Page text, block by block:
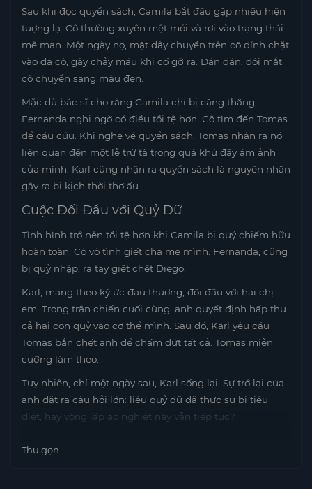
Sau khi đọc quyển sách, Camila bắt đầu gặp nhiều hiện
tượng lạ. Cô thường xuyên mệt mỏi và rơi vào trạng thái
mê man. Một ngày nọ, mặt dây chuyền trên cổ dính chặt
vào da cô, gây chảy máu khi cố gỡ ra. Dần dần, đôi mắt
cô chuyển sang màu đen.
Mặc dù bác sĩ cho rằng Camila chỉ bị căng thẳng,
Fernanda nghi ngờ có điều tồi tệ hơn. Cô tìm đến Tomas
để cầu cứu. Khi nghe về quyển sách, Tomas nhận ra nó
liên quan đến một lễ trừ tà trong quá khứ đầy ám ảnh
của mình. Karl cũng nhận ra quyển sách là nguyên nhân
gây ra bi kịch thời thơ ấu.
Cuộc Đối Đầu với Quỷ Dữ
Tình hình trở nên tồi tệ hơn khi Camila bị quỷ chiếm hữu
hoàn toàn. Cô vô tình giết cha mẹ mình. Fernanda, cũng
bị quỷ nhập, ra tay giết chết Diego.
Karl, mang theo ký ức đau thương, đối đầu với hai chị
em. Trong trận chiến cuối cùng, anh quyết định hấp thụ
cả hai con quỷ vào cơ thể mình. Sau đó, Karl yêu cầu
Tomas bắn chết anh để chấm dứt tất cả. Tomas miễn
cưỡng làm theo.
Tuy nhiên, chỉ một ngày sau, Karl sống lại. Sự trở lại của
anh đặt ra câu hỏi lớn: liệu quỷ dữ đã thực sự bị tiêu
diệt, hay vòng lặp ác nghiệt này vẫn tiếp tục?
Thu gọn...